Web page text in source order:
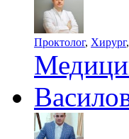
Проктолог, Хирург,